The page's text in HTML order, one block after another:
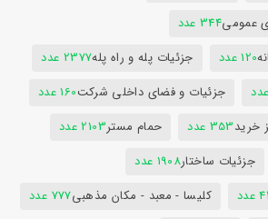
عمومی344 عدد
120 عدد جزئیات پله و راه پله2377 عدد
جزئیات و فضای داخلی شرکت160 عدد
خرید353 عدد حمام مستر2103 عدد
جزئیات ساختار1908 عدد
کلیسا - معبد - مکان مذهبی777 عدد